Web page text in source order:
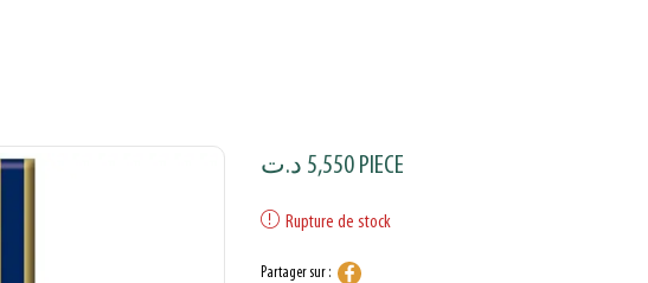
5,550 د.ت PIECE
Rupture de stock
Partager sur :